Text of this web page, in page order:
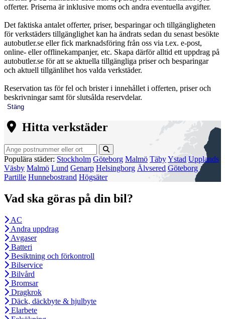
offerter. Priserna är inklusive moms och andra eventuella avgifter.
Det faktiska antalet offerter, priser, besparingar och tillgängligheten
för verkstäders tillgänglighet kan ha ändrats sedan du senast besökte
autobutler.se eller fick marknadsföring från oss via t.ex. e-post,
online- eller offlinekampanjer, etc. Skapa därför alltid ett uppdrag på
autobutler.se för att se aktuella tillgängliga priser och besparingar
och aktuell tillgänlihet hos valda verkstäder.
Reservation tas för fel och brister i innehållet i offerten, priser och
beskrivningar samt för slutsålda reservdelar.
Stäng
Hitta verkstäder
Populära städer: Stockholm Göteborg Malmö TäbyYstad Upplands
Väsby Malmö Lund Genarp Helsingborg Älvsered Göteborg
Partille Hunnebostrand Högsäter
Vad ska göras på din bil?
AC
Andra uppdrag
Avgaser
Batteri
Besiktning och förkontroll
Bilservice
Bilvård
Bromsar
Dragkrok
Däck, däckbyte & hjulbyte
Elarbete